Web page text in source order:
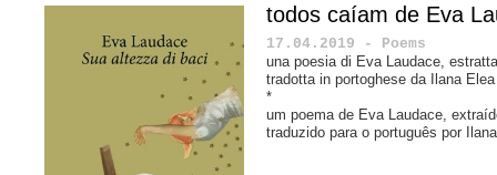
todos caíam de Eva
17.04.2019 - Poems
una poesia di Eva Laudace,
tradotta in portoghese da
Ilana Elea
*
um poema de Eva Laudace,
traduzido para o português por